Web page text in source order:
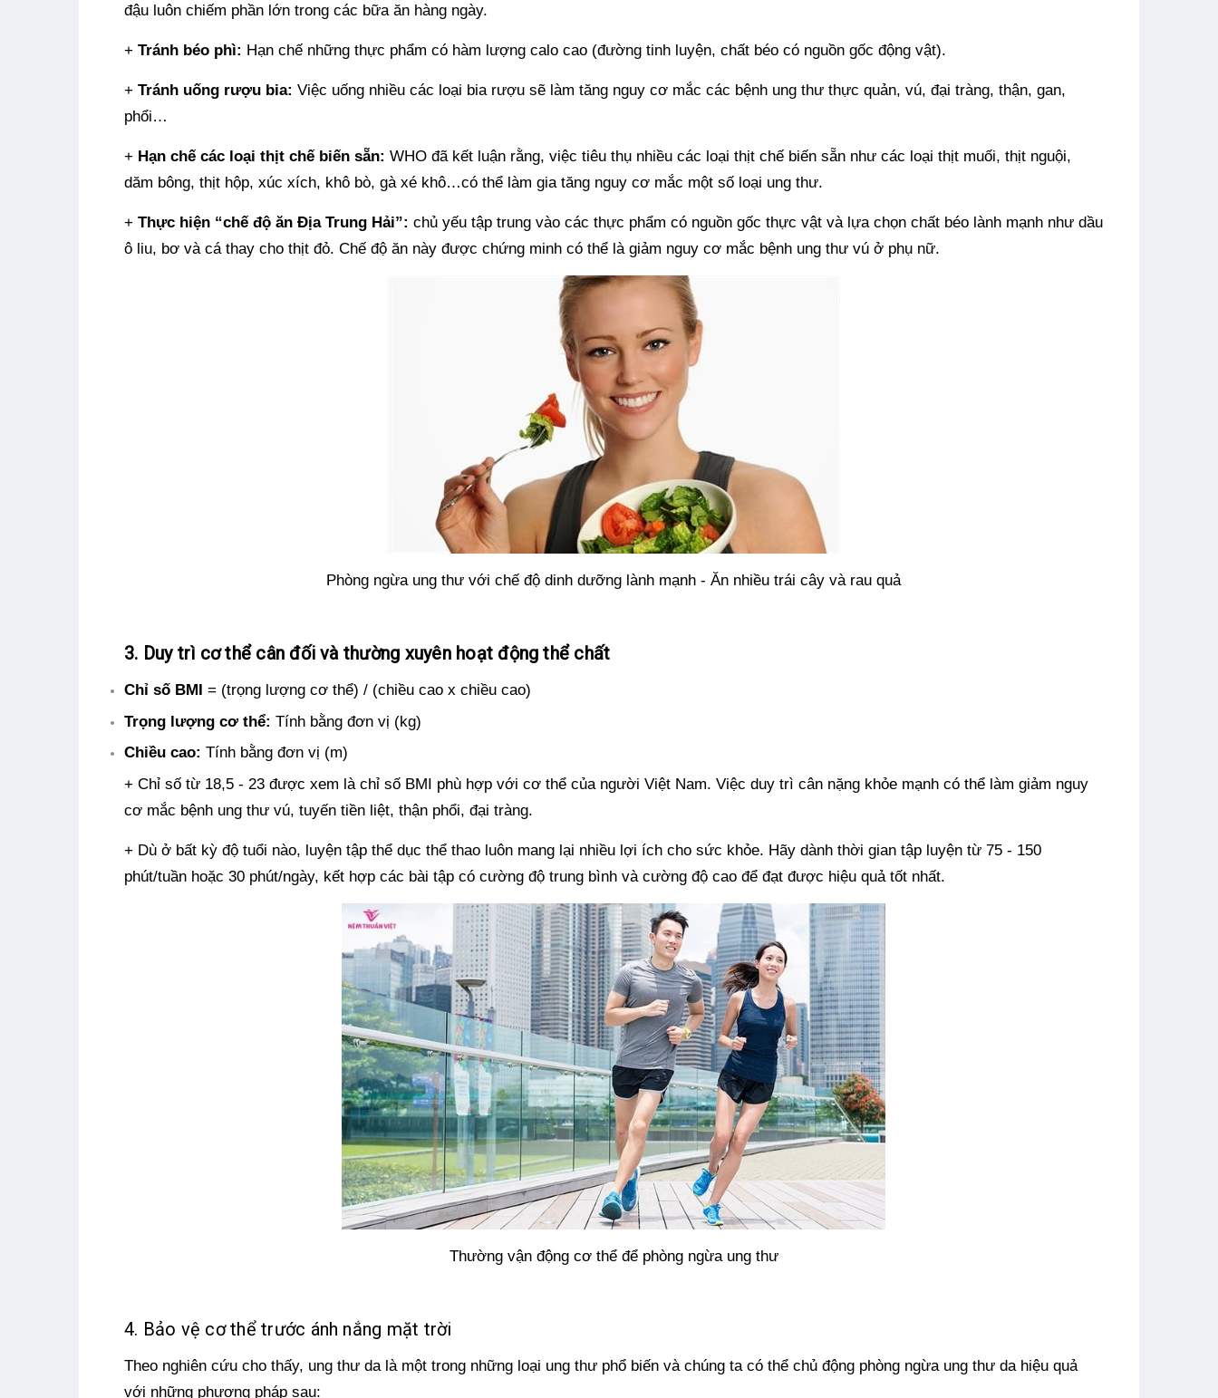
đậu luôn chiếm phần lớn trong các bữa ăn hàng ngày.
+ Tránh béo phì: Hạn chế những thực phẩm có hàm lượng calo cao (đường tinh luyện, chất béo có nguồn gốc động vật).
+ Tránh uống rượu bia: Việc uống nhiều các loại bia rượu sẽ làm tăng nguy cơ mắc các bệnh ung thư thực quản, vú, đại tràng, thận, gan,
phổi…
+ Hạn chế các loại thịt chế biến sẵn: WHO đã kết luận rằng, việc tiêu thụ nhiều các loại thịt chế biến sẵn như các loại thịt muối, thịt nguội,
dăm bông, thịt hộp, xúc xích, khô bò, gà xé khô…có thể làm gia tăng nguy cơ mắc một số loại ung thư.
+ Thực hiện “chế độ ăn Địa Trung Hải”: chủ yếu tập trung vào các thực phẩm có nguồn gốc thực vật và lựa chọn chất béo lành mạnh như dầu
ô liu, bơ và cá thay cho thịt đỏ. Chế độ ăn này được chứng minh có thể là giảm nguy cơ mắc bệnh ung thư vú ở phụ nữ.
Phòng ngừa ung thư với chế độ dinh dưỡng lành mạnh - Ăn nhiều trái cây và rau quả
3. Duy trì cơ thể cân đối và thường xuyên hoạt động thể chất
Chỉ số BMI = (trọng lượng cơ thể) / (chiều cao x chiều cao)
Trọng lượng cơ thể: Tính bằng đơn vị (kg)
Chiều cao: Tính bằng đơn vị (m)
+ Chỉ số từ 18,5 - 23 được xem là chỉ số BMI phù hợp với cơ thể của người Việt Nam. Việc duy trì cân nặng khỏe mạnh có thể làm giảm nguy
cơ mắc bệnh ung thư vú, tuyến tiền liệt, thận phổi, đại tràng.
+ Dù ở bất kỳ độ tuổi nào, luyện tập thể dục thể thao luôn mang lại nhiều lợi ích cho sức khỏe. Hãy dành thời gian tập luyện từ 75 - 150
phút/tuần hoặc 30 phút/ngày, kết hợp các bài tập có cường độ trung bình và cường độ cao để đạt được hiệu quả tốt nhất.
Thường vận động cơ thể để phòng ngừa ung thư
4. Bảo vệ cơ thể trước ánh nắng mặt trời
Theo nghiên cứu cho thấy, ung thư da là một trong những loại ung thư phổ biến và chúng ta có thể chủ động phòng ngừa ung thư da hiệu quả
với những phương pháp sau: